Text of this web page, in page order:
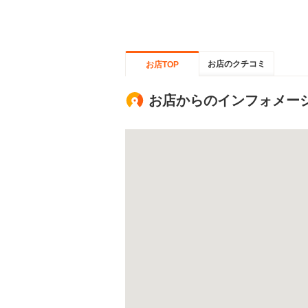
お店TOP お店のクチコミ
お店からのインフォメー